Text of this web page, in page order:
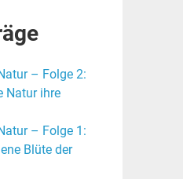
– Folge 2:
Natur ihre
– Folge 1:
Blüte der